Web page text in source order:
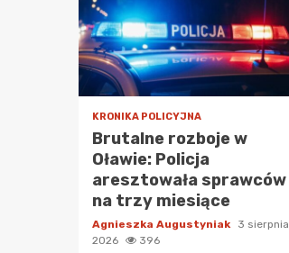
KRONIKA POLICYJNA
Brutalne rozboje w
Oławie: Policja
aresztowała sprawców
na trzy miesiące
Agnieszka Augustyniak 3 sierpnia
2026
396